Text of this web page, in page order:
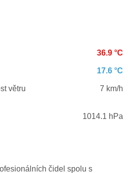
36.9 °C
17.6 °C
větru
7 km/h
1014.1 hPa
čidel spolu s